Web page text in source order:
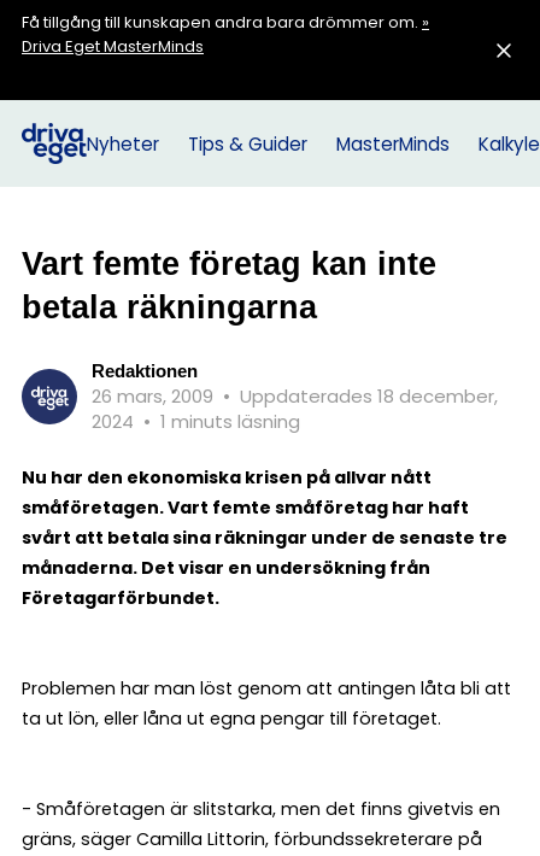
Få tillgång till kunskapen andra bara drömmer om. »
Driva Eget MasterMinds
Nyheter Tips & Guider MasterMinds
Vart femte företag kan inte
betala räkningarna
Redaktionen
26 mars, 2009 • Uppdaterades 18 december,
2024 • 1 minuts läsning
Nu har den ekonomiska krisen på allvar nått
småföretagen. Vart femte småföretag har haft
svårt att betala sina räkningar under de senaste tre
månaderna. Det visar en undersökning från
Företagarförbundet.
Problemen har man löst genom att antingen låta bli att
ta ut lön, eller låna ut egna pengar till företaget.
- Småföretagen är slitstarka, men det finns givetvis en
gräns, säger Camilla Littorin, förbundssekreterare på